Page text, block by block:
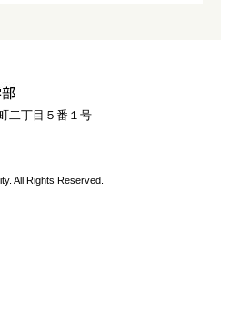
二丁目５番１号
All Rights Reserved.